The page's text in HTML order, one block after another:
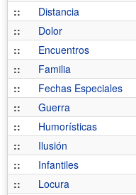
::
Distancia
::
Dolor
::
Encuentros
::
Familia
::
Fechas Especiales
::
Guerra
::
Humorísticas
::
Ilusión
::
Infantiles
::
Locura